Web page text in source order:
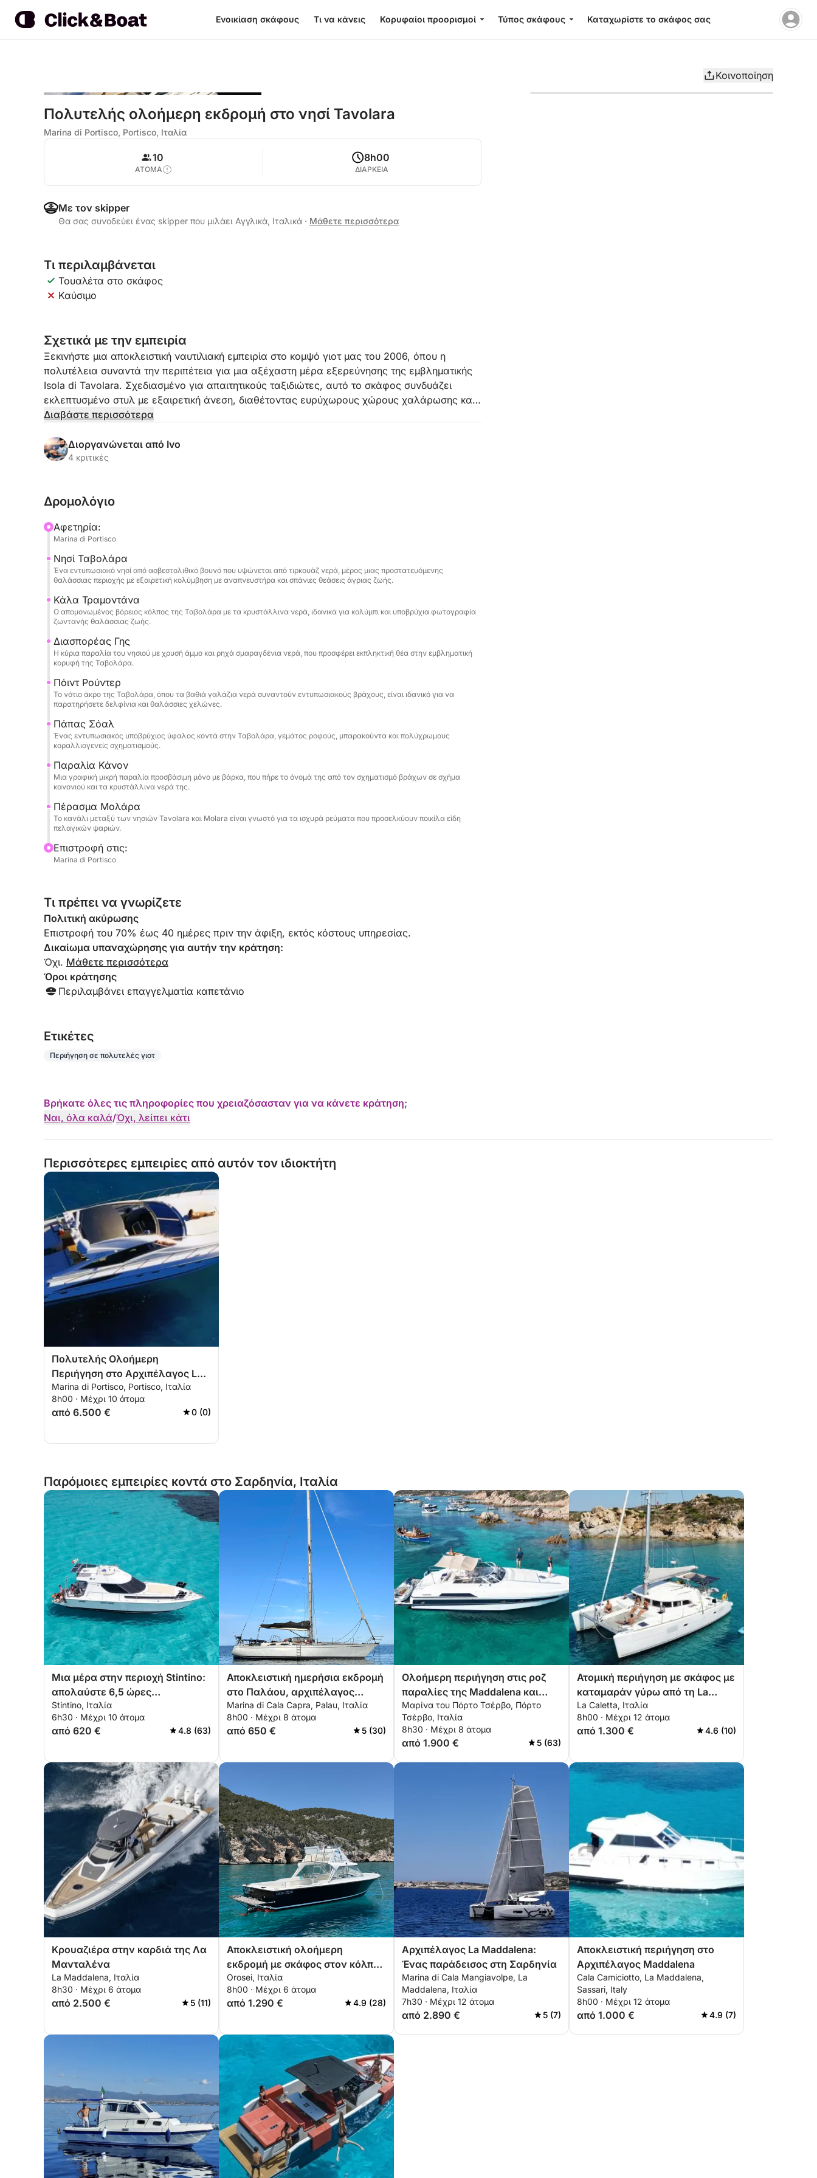
Ενοικίαση σκάφους Τι να κάνεις Κορυφαίοι προορισμοί Τύπος σκάφους Καταχωρίστε το σκάφος σας
Κοινοποίηση
Πολυτελής ολοήμερη εκδρομή στο νησί Tavolara
Marina di Portisco, Portisco, Ιταλία
10
ΑΤΟΜΑ
8h00
ΔΙΑΡΚΕΙΑ
Με τον skipper
Θα σας συνοδεύει ένας skipper που μιλάει Αγγλικά, Ιταλικά · Μάθετε περισσότερα
Τι περιλαμβάνεται
Τουαλέτα στο σκάφος
Καύσιμο
Σχετικά με την εμπειρία
Ξεκινήστε μια αποκλειστική ναυτιλιακή εμπειρία στο κομψό γιοτ μας του 2006, όπου η
πολυτέλεια συναντά την περιπέτεια για μια αξέχαστη μέρα εξερεύνησης της εμβληματικής
Isola di Tavolara. Σχεδιασμένο για απαιτητικούς ταξιδιώτες, αυτό το σκάφος συνδυάζει
εκλεπτυσμένο στυλ με εξαιρετική άνεση, διαθέτοντας ευρύχωρους χώρους χαλάρωσης και
σχολαστική προσοχή στη λεπτομέρεια. Το επαγγελματικό σας πλήρωμα—
θα εξασφαλίσει εξατομικευμένη εξυπηρέτηση καθ’ όλη τη διάρκεια του ταξιδιού σας.
αναδύεται από σμαραγδένια νερά. Αυτή η προστατευόμενη θαλάσσια περιοχή προσφέρει
Μεσογείου, με ζωντανή θαλάσσια ζωή και κρυστάλλινη ορατότητα. Αγκυροβολήστε σε
ή να εξερευνήσετε το μοναδικό τοπίο του νησιού.
προσεγμένο πλήρωμα εγγυώνται μια εξατομικευμένη εμπειρία - είτε προτιμάτε ένα χαλαρό
γεύμα στο πλοίο (BYO είτε οργανώνετε τροφοδοσία) είτε μια δραστήρια μέρα εξερεύνησης
περιπέτειες.
Ιδανικό για όσους αναζητούν την ηρεμία και την περιπέτεια, αυτή η ιδιωτική ναύλωση
προσφέρει την τέλεια ισορροπία της φυσικής ομορφιάς της Σαρδηνίας και των υπηρεσιών
πέντε αστέρων. Κάντε κράτηση τώρα για μια μέρα πολυτέλειας, ιδιωτικότητας και
μαγευτικού σκηνικού.
Διαβάστε περισσότερα
Διοργανώνεται από Ivo
4 κριτικές
Δρομολόγιο
Αφετηρία:
Marina di Portisco
Νησί Ταβολάρα
Ένα εντυπωσιακό νησί από ασβεστολιθικό βουνό που υψώνεται από τιρκουάζ νερά, μέρος μιας προστατευόμενης
θαλάσσιας περιοχής με εξαιρετική κολύμβηση με αναπνευστήρα και σπάνιες θεάσεις άγριας ζωής.
Κάλα Τραμοντάνα
Ο απομονωμένος βόρειος κόλπος της Ταβολάρα με τα κρυστάλλινα νερά, ιδανικά για κολύμπι και υποβρύχια φωτογραφία
ζωντανής θαλάσσιας ζωής.
Διασπορέας Γης
Η κύρια παραλία του νησιού με χρυσή άμμο και ρηχά σμαραγδένια νερά, που προσφέρει εκπληκτική θέα στην εμβληματική
κορυφή της Ταβολάρα.
Πόιντ Ρούντερ
Το νότιο άκρο της Ταβολάρα, όπου τα βαθιά γαλάζια νερά συναντούν εντυπωσιακούς βράχους, είναι ιδανικό για να
παρατηρήσετε δελφίνια και θαλάσσιες χελώνες.
Πάπας Σόαλ
Ένας εντυπωσιακός υποβρύχιος ύφαλος κοντά στην Ταβολάρα, γεμάτος ροφούς, μπαρακούντα και πολύχρωμους
κοραλλιογενείς σχηματισμούς.
Παραλία Κάνον
Μια γραφική μικρή παραλία προσβάσιμη μόνο με βάρκα, που πήρε το όνομά της από τον σχηματισμό βράχων σε σχήμα
κανονιού και τα κρυστάλλινα νερά της.
Πέρασμα Μολάρα
Το κανάλι μεταξύ των νησιών Tavolara και Molara είναι γνωστό για τα ισχυρά ρεύματα που προσελκύουν ποικίλα είδη
πελαγικών ψαριών.
Επιστροφή στις:
Marina di Portisco
Τι πρέπει να γνωρίζετε
Πολιτική ακύρωσης
Επιστροφή του 70% έως 40 ημέρες πριν την άφιξη, εκτός κόστους υπηρεσίας.
Δικαίωμα υπαναχώρησης για αυτήν την κράτηση:
Όχι. Μάθετε περισσότερα
Όροι κράτησης
Περιλαμβάνει επαγγελματία καπετάνιο
Eτικέτες
Περιήγηση σε πολυτελές γιοτ
Βρήκατε όλες τις πληροφορίες που χρειαζόσασταν για να κάνετε κράτηση;
Ναι, όλα καλά/Όχι, λείπει κάτι
Περισσότερες εμπειρίες από αυτόν τον ιδιοκτήτη
Πολυτελής Ολοήμερη
Περιήγηση στο Αρχιπέλαγος La
Maddalena και Caprera
Marina di Portisco, Portisco, Ιταλία
8h00 · Μέχρι 10 άτομα
από 6.500 € 0 (0)
Παρόμοιες εμπειρίες κοντά στο Σαρδηνία, Ιταλία
Μια μέρα στην περιοχή Stintino:
απολαύστε 6,5 ώρες
εξερεύνησης σε ένα
μηχανοκίνητο σκάφος 14
μέτρων
Stintino, Ιταλία
6h30 · Μέχρι 10 άτομα
από 620 € 4.8 (63)
Αποκλειστική ημερήσια εκδρομή
στο Παλάου, αρχιπέλαγος
Μανταλένα
Marina di Cala Capra, Palau, Ιταλία
8h00 · Μέχρι 8 άτομα
από 650 € 5 (30)
Ολοήμερη περιήγηση στις ροζ
παραλίες της Maddalena και
περιπέτειες με νησιά
Μαρίνα του Πόρτο Τσέρβο, Πόρτο
Τσέρβο, Ιταλία
8h30 · Μέχρι 8 άτομα
από 1.900 € 5 (63)
Ατομική περιήγηση με σκάφος με
καταμαράν γύρω από τη La
Caletta (κοντά στην Όλμπια)
La Caletta, Ιταλία
8h00 · Μέχρι 12 άτομα
από 1.300 € 4.6 (10)
Κρουαζιέρα στην καρδιά της Λα
Μανταλένα
La Maddalena, Ιταλία
8h30 · Μέχρι 6 άτομα
από 2.500 € 5 (11)
Αποκλειστική ολοήμερη
εκδρομή με σκάφος στον κόλπο
του Οροσέι
Orosei, Ιταλία
8h00 · Μέχρι 6 άτομα
από 1.290 € 4.9 (28)
Αρχιπέλαγος La Maddalena:
Ένας παράδεισος στη Σαρδηνία
Marina di Cala Mangiavolpe, La
Maddalena, Ιταλία
7h30 · Μέχρι 12 άτομα
από 2.890 € 5 (7)
Αποκλειστική περιήγηση στο
Αρχιπέλαγος Maddalena
Cala Camiciotto, La Maddalena,
Sassari, Italy
8h00 · Μέχρι 12 άτομα
από 1.000 € 4.9 (7)